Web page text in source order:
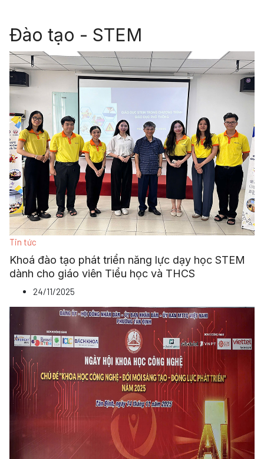
Đào tạo - STEM
Tin tức
Khoá đào tạo phát triển năng lực dạy học STEM
dành cho giáo viên Tiểu học và THCS
24/11/2025